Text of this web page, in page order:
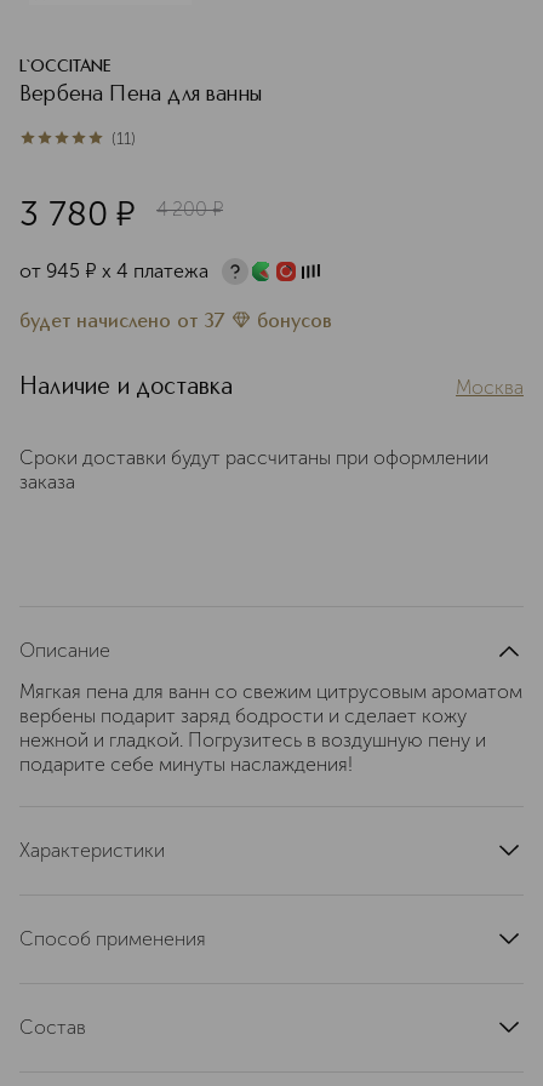
L`OCCITANE
Вербена Пена для ванны
4.8из 511 (11)
3 780 ¤ 4 200 ¤
от 945 ¤ х 4 платежа
будет начислено от 37 бонусов
Наличие и доставка Москва
Сроки доставки будут рассчитаны при оформлении
заказа
Описание
Мягкая пена для ванн со свежим цитрусовым ароматом
вербены подарит заряд бодрости и сделает кожу
нежной и гладкой. Погрузитесь в воздушную пену и
подарите себе минуты наслаждения!
Характеристики
текстура
артикул
766934
Способ применения
Состав